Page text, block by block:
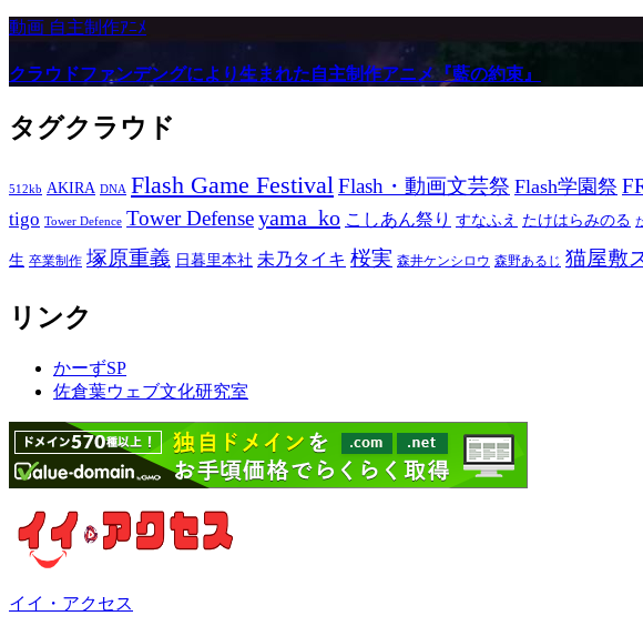
動画 自主制作ｱﾆﾒ
クラウドファンデングにより生まれた自主制作アニメ『藍の約束』
タグクラウド
512kb AKIRA DNA Flash Game FestivalFlash・動画文芸祭 Flash学園祭
tigo Tower Defence Tower Defenseyama_ko こしあん祭り すなふえ たけはらみのる
生 卒業制作 塚原重義 日暮里本社 未乃タイキ 桜実 森井ケンシロウ 森野あるじ 猫屋敷
リンク
かーずSP
佐倉葉ウェブ文化研究室
イイ・アクセス